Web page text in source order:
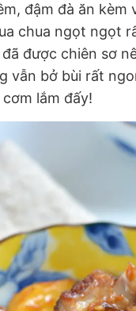
đậm đà ăn kèm
chua ngọt ngọt
được chiên sơ
vẫn bở bùi rất
lắm đấy!